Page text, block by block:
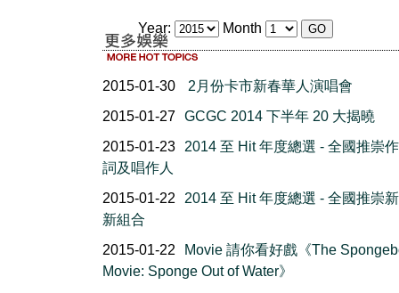
Year: Month
2015-01-30
2月份卡市新春華人演唱會
2015-01-27 GCGC 2014 下半年 20 大揭曉
2015-01-23
2014 至 Hit 年度總選 - 全國推崇
詞及唱作人
2015-01-22
2014 至 Hit 年度總選 - 全國推崇
新組合
2015-01-22
Movie 請你看好戲《The
Movie: Sponge Out of Water》